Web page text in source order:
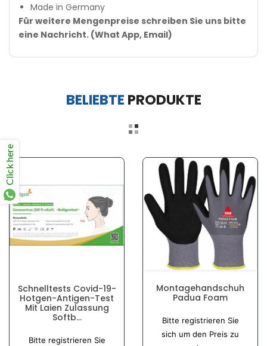
Made in Germany
Für weitere Mengenpreise schreiben Sie uns bitte
eine Nachricht. (What App, Email)
BELIEBTE PRODUKTE
Schnelltests Covid-19-
Hotgen-Antigen-Test
Mit Laien Zulassung
Softb...
Bitte registrieren Sie
Montagehandschuh
Padua Foam
Bitte registrieren Sie
sich um den Preis zu
Click here